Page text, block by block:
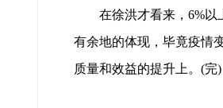
在徐洪才看来，6%
有余地的体现，毕竟疫情
质量和效益的提升上。(完)